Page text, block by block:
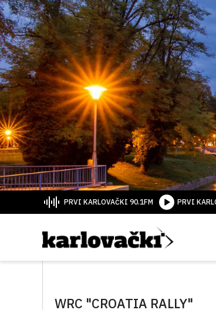
PRVI KARLOVAČKI 90.1FM PRVI
WRC "CROATIA RALLY"